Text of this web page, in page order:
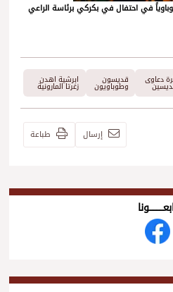
في احتفال في بكركي برئاسة الراعي
دعاوى قديسون
وطوباويون
ابرشية اهدن
زغرتا المارونية
إرسال طباعة